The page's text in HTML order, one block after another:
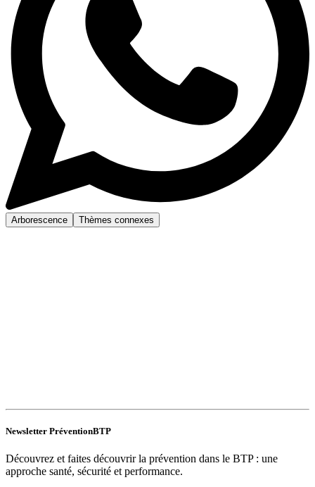
Arborescence Thèmes connexes
Newsletter PréventionBTP
Découvrez et faites découvrir la prévention dans le BTP : une
approche santé, sécurité et performance.